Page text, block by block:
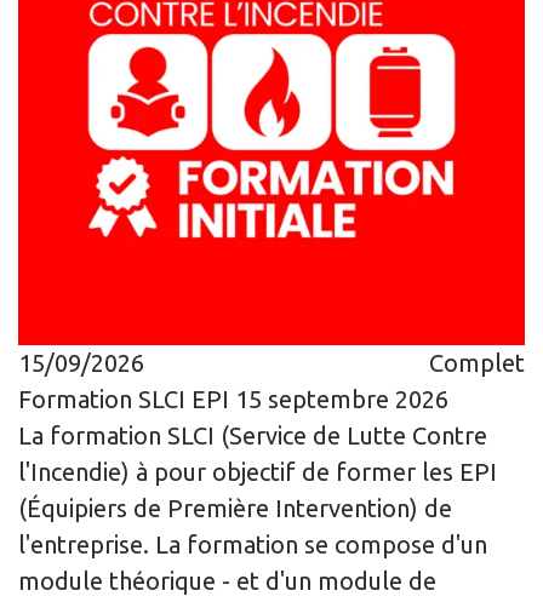
15/09/2026
Complet
Formation SLCI EPI 15 septembre 2026
La formation SLCI (Service de Lutte Contre
l'Incendie) à pour objectif de former les EPI
(Équipiers de Première Intervention) de
l'entreprise. La formation se compose d'un
module théorique - et d'un module de